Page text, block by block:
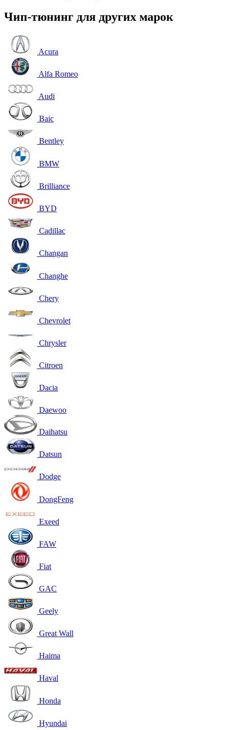
Чип-тюнинг для других марок
Acura
Alfa Romeo
Audi
Baic
Bentley
BMW
Brilliance
BYD
Cadillac
Changan
Changhe
Chery
Chevrolet
Chrysler
Citroen
Dacia
Daewoo
Daihatsu
Datsun
Dodge
DongFeng
Exeed
FAW
Fiat
GAC
Geely
Great Wall
Haima
Haval
Honda
Hyundai